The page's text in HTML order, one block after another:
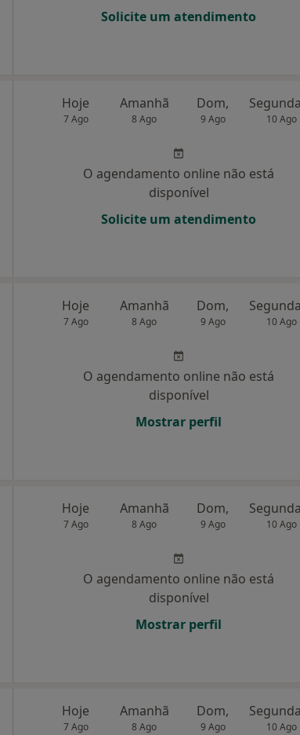
Solicite um atendimento
Hoje
7 Ago
Amanhã
8 Ago
Dom,
9 Ago 10 Ago
O agendamento online não está
disponível
Solicite um atendimento
Hoje
7 Ago
Amanhã
8 Ago
Dom,
9 Ago 10 Ago
O agendamento online não está
disponível
Mostrar perfil
Hoje
7 Ago
Amanhã
8 Ago
Dom,
9 Ago 10 Ago
O agendamento online não está
disponível
Mostrar perfil
Hoje
7 Ago
Amanhã
8 Ago
Dom,
9 Ago 10 Ago